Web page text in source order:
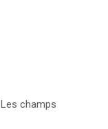
Les champs